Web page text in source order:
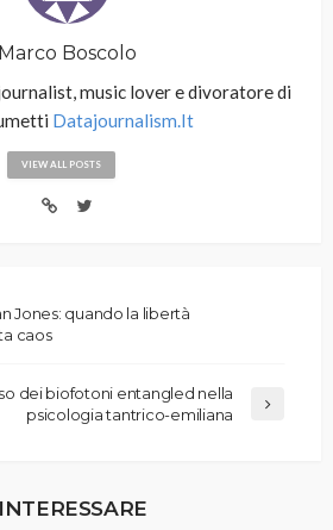
Marco Boscolo
music lover e divoratore di
Datajournalism.it
VIEW ALL POSTS
Jones: quando la libertà
caos
dei biofotoni entangled nella
psicologia tantrico-emiliana